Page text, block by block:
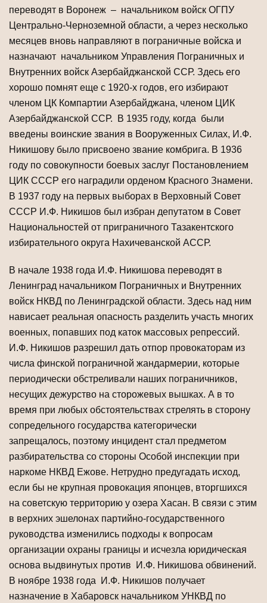
переводят в Воронеж – начальником войск ОГПУ
Центрально-Черноземной области, а через несколько
месяцев вновь направляют в пограничные войска и
назначают начальником Управления Пограничных и
Внутренних войск Азербайджанской ССР. Здесь его
хорошо помнят еще с 1920-х годов, его избирают
членом ЦК Компартии Азербайджана, членом ЦИК
Азербайджанской ССР. В 1935 году, когда были
введены воинские звания в Вооруженных Силах, И.Ф.
Никишову было присвоено звание комбрига. В 1936
году по совокупности боевых заслуг Постановлением
ЦИК СССР его наградили орденом Красного Знамени.
В 1937 году на первых выборах в Верховный Совет
СССР И.Ф. Никишов был избран депутатом в Совет
Национальностей от приграничного Тазакентского
избирательного округа Нахичеванской АССР.
В начале 1938 года И.Ф. Никишова переводят в
Ленинград начальником Пограничных и Внутренних
войск НКВД по Ленинградской области. Здесь над ним
нависает реальная опасность разделить участь многих
военных, попавших под каток массовых репрессий.
И.Ф. Никишов разрешил дать отпор провокаторам из
числа финской пограничной жандармерии, которые
периодически обстреливали наших пограничников,
несущих дежурство на сторожевых вышках. А в то
время при любых обстоятельствах стрелять в сторону
сопредельного государства категорически
запрещалось, поэтому инцидент стал предметом
разбирательства со стороны Особой инспекции при
наркоме НКВД Ежове. Нетрудно предугадать исход,
если бы не крупная провокация японцев, вторгшихся
на советскую территорию у озера Хасан. В связи с этим
в верхних эшелонах партийно-государственного
руководства изменились подходы к вопросам
организации охраны границы и исчезла юридическая
основа выдвинутых против И.Ф. Никишова обвинений.
В ноябре 1938 года И.Ф. Никишов получает
назначение в Хабаровск начальником УНКВД по